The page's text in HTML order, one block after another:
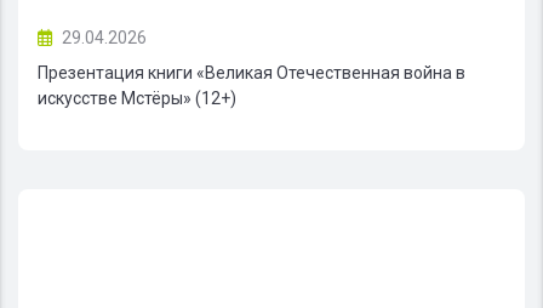
29.04.2026
Презентация книги «Великая Отечественная война в
искусстве Мстёры» (12+)